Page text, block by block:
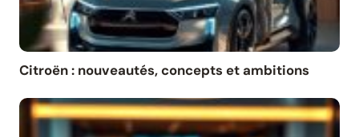
Citroën : nouveautés, concepts et ambitions